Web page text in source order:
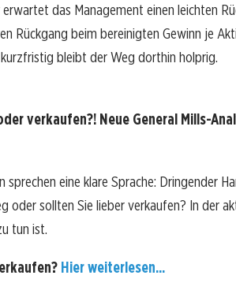
das Management einen leichten
Rückgang beim bereinigten Gewinn je
bleibt der Weg dorthin holprig.
verkaufen?! Neue General Mills-
sprechen eine klare Sprache: Dringender
oder sollten Sie lieber verkaufen? In der
tun ist.
Hier weiterlesen...